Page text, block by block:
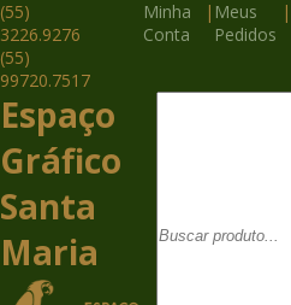
(55)
3226.9276
(55)
99720.7517
Minha
Conta
| Meus
Pedidos
|
Espaço
Gráfico
Santa
Maria